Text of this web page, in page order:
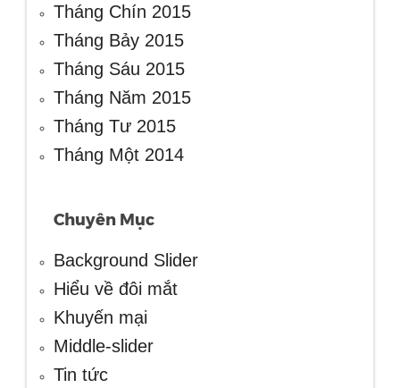
Tháng Chín 2015
Tháng Bảy 2015
Tháng Sáu 2015
Tháng Năm 2015
Tháng Tư 2015
Tháng Một 2014
Chuyên Mục
Background Slider
Hiểu về đôi mắt
Khuyến mại
Middle-slider
Tin tức